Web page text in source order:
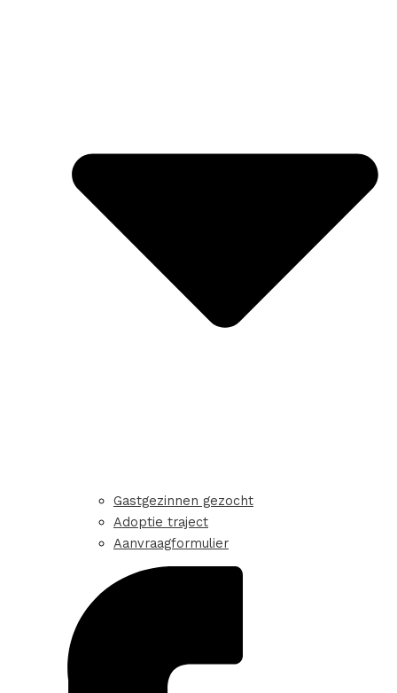
Gastgezinnen gezocht
Adoptie traject
Aanvraagformulier